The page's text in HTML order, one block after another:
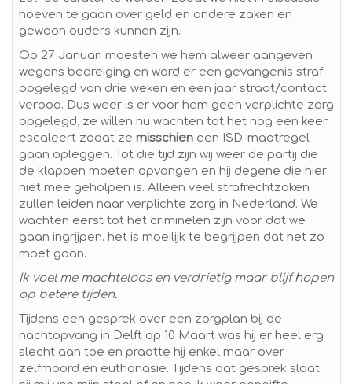
hoeven te gaan over geld en andere zaken en
gewoon ouders kunnen zijn.
Op 27 Januari moesten we hem alweer aangeven
wegens bedreiging en word er een gevangenis straf
opgelegd van drie weken en een jaar straat/contact
verbod. Dus weer is er voor hem geen verplichte zorg
opgelegd, ze willen nu wachten tot het nog een keer
escaleert zodat ze misschien een ISD-maatregel
gaan opleggen. Tot die tijd zijn wij weer de partij die
de klappen moeten opvangen en hij degene die hier
niet mee geholpen is. Alleen veel strafrechtzaken
zullen leiden naar verplichte zorg in Nederland. We
wachten eerst tot het criminelen zijn voor dat we
gaan ingrijpen, het is moeilijk te begrijpen dat het zo
moet gaan.
Ik voel me machteloos en verdrietig maar blijf hopen
op betere tijden.
Tijdens een gesprek over een zorgplan bij de
nachtopvang in Delft op 10 Maart was hij er heel erg
slecht aan toe en praatte hij enkel maar over
zelfmoord en euthanasie. Tijdens dat gesprek slaat